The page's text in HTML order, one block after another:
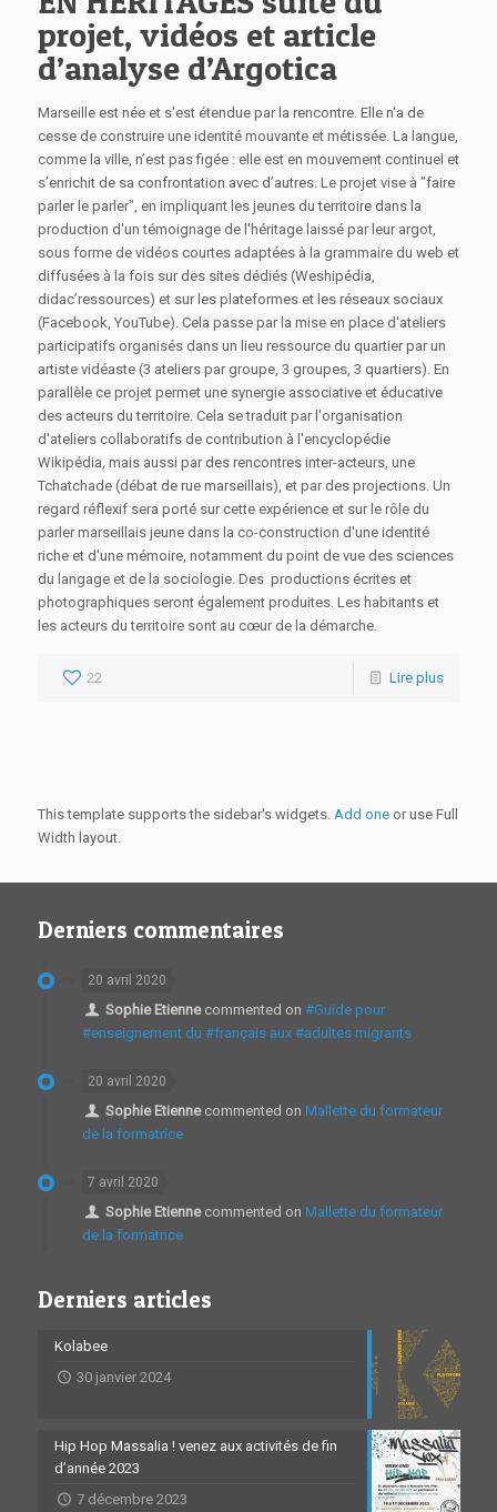
projet, vidéos et article
d’analyse d’Argotica
Marseille est née et s'est étendue par la rencontre. Elle n'a de
cesse de construire une identité mouvante et métissée. La langue,
comme la ville, n’est pas figée : elle est en mouvement continuel et
s’enrichit de sa confrontation avec d’autres. Le projet vise à "faire
parler le parler", en impliquant les jeunes du territoire dans la
production d'un témoignage de l'héritage laissé par leur argot,
sous forme de vidéos courtes adaptées à la grammaire du web et
diffusées à la fois sur des sites dédiés (Weshipédia,
didac’ressources) et sur les plateformes et les réseaux sociaux
(Facebook, YouTube). Cela passe par la mise en place d'ateliers
participatifs organisés dans un lieu ressource du quartier par un
artiste vidéaste (3 ateliers par groupe, 3 groupes, 3 quartiers). En
parallèle ce projet permet une synergie associative et éducative
des acteurs du territoire. Cela se traduit par l'organisation
d'ateliers collaboratifs de contribution à l'encyclopédie
Wikipédia, mais aussi par des rencontres inter-acteurs, une
Tchatchade (débat de rue marseillais), et par des projections. Un
regard réflexif sera porté sur cette expérience et sur le rôle du
parler marseillais jeune dans la co-construction d'une identité
riche et d'une mémoire, notamment du point de vue des sciences
du langage et de la sociologie. Des productions écrites et
photographiques seront également produites. Les habitants et
les acteurs du territoire sont au cœur de la démarche.
22 Lire plus
This template supports the sidebar's widgets. Add oneor use Full
Width layout.
Derniers commentaires
20 avril 2020
Sophie Etiennecommented on #Guide pour
#enseignement du #français aux #adultes migrants
20 avril 2020
Sophie Etiennecommented on Mallette du formateur
de la formatrice
7 avril 2020
Sophie Etiennecommented on Mallette du formateur
de la formatrice
Derniers articles
Kolabee
30 janvier 2024
Hip Hop Massalia ! venez aux activités de fin
d’année 2023
7 décembre 2023